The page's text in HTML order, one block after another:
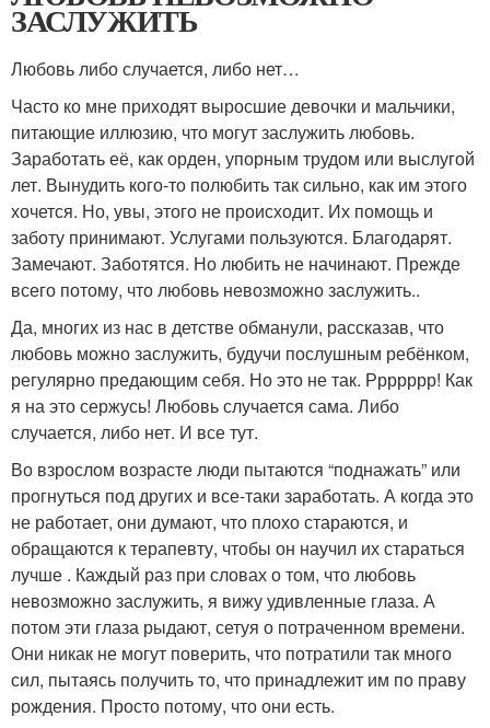
ЗАСЛУЖИТЬ
Любовь либо случается, либо нет…
Часто ко мне приходят выросшие девочки и мальчики,
питающие иллюзию, что могут заслужить любовь.
Заработать её, как орден, упорным трудом или выслугой
лет. Вынудить кого-то полюбить так сильно, как им этого
хочется. Но, увы, этого не происходит. Их помощь и
заботу принимают. Услугами пользуются. Благодарят.
Замечают. Заботятся. Но любить не начинают. Прежде
всего потому, что любовь невозможно заслужить..
Да, многих из нас в детстве обманули, рассказав, что
любовь можно заслужить, будучи послушным ребёнком,
регулярно предающим себя. Но это не так. Ррррррр! Как
я на это сержусь! Любовь случается сама. Либо
случается, либо нет. И все тут.
Во взрослом возрасте люди пытаются “поднажать” или
прогнуться под других и все-таки заработать. А когда это
не работает, они думают, что плохо стараются, и
обращаются к терапевту, чтобы он научил их стараться
лучше . Каждый раз при словах о том, что любовь
невозможно заслужить, я вижу удивленные глаза. А
потом эти глаза рыдают, сетуя о потраченном времени.
Они никак не могут поверить, что потратили так много
сил, пытаясь получить то, что принадлежит им по праву
рождения. Просто потому, что они есть.